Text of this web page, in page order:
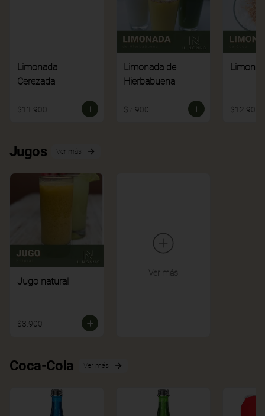
Limonada
Cerezada
$11.900
Limonada de
Hierbabuena
$7.900 $12.900
Jugos Ver más
Jugo natural
$8.900
Ver más
Coca-Cola Ver más